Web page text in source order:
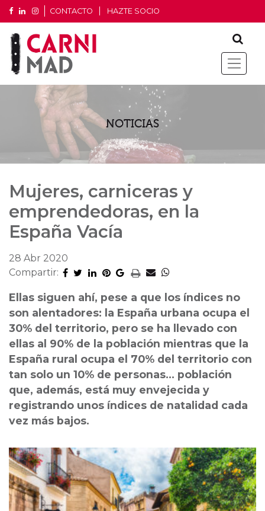
CONTACTO HAZTE SOCIO
NOTICIAS
Mujeres, carniceras y
emprendedoras, en la
España Vacía
28 Abr 2020
Compartir:
Ellas siguen ahí, pese a que los índices no
son alentadores: la España urbana ocupa el
30% del territorio, pero se ha llevado con
ellas al 90% de la población mientras que la
España rural ocupa el 70% del territorio con
tan solo un 10% de personas... población
que, además, está muy envejecida y
registrando unos índices de natalidad cada
vez más bajos.